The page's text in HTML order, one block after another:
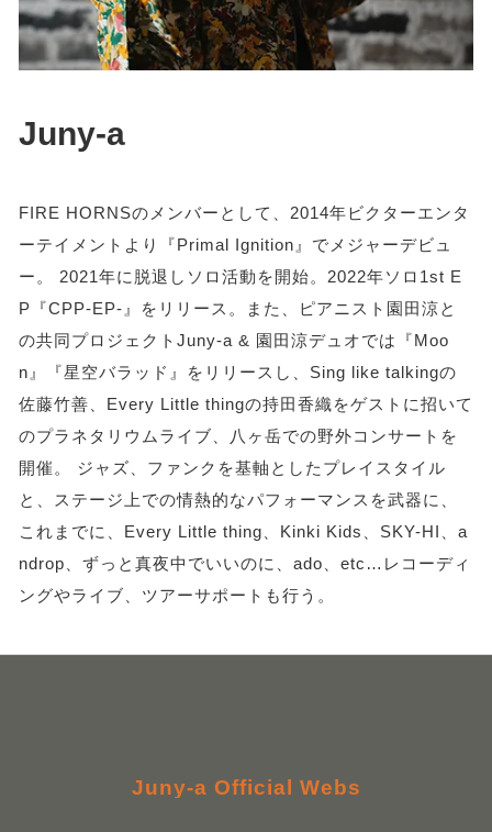
Juny-a
FIRE HORNSのメンバーとして、2014年ビクターエンタ
ーテイメントより『Primal Ignition』でメジャーデビュ
ー。 2021年に脱退しソロ活動を開始。2022年ソロ1st E
P『CPP-EP-』をリリース。 ​また、ピアニスト園田涼と
の共同プロジェクトJuny-a & 園田涼デュオでは『Moo
n』『星空バラッド』をリリースし、Sing like talkingの
佐藤竹善、Every Little thingの持田香織をゲストに招いて
のプラネタリウムライブ、八ヶ岳での野外コンサートを
開催。 ジャズ、ファンクを基軸としたプレイスタイル
と、ステージ上での情熱的なパフォーマンスを武器に、
これまでに、Every Little thing、Kinki Kids、SKY-HI、a
ndrop、ずっと真夜中でいいのに、ado、etc…レコーディ
ングやライブ、ツアーサポートも行う。
Juny-a Official Webs